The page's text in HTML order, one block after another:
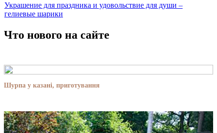
Украшение для праздника и удовольствие для души –
гелиевые шарики
Что нового на сайте
Шурпа у казані, приготування